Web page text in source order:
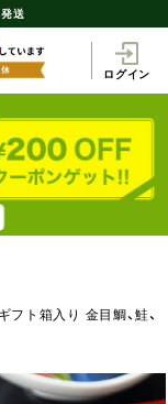
送
ログイン
ト箱入り 金目鯛、鮭、